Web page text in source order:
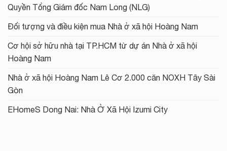
Quyền Tổng Giám đốc Nam Long (NLG)
Đối tượng và điều kiện mua Nhà ở xã hội Hoàng Nam
Cơ hội sở hữu nhà tại TP.HCM từ dự án Nhà ở xã hội
Hoàng Nam
Nhà ở xã hội Hoàng Nam Lê Cơ 2.000 căn NOXH Tây Sài
Gòn
EHomeS Dong Nai: Nhà Ở Xã Hội Izumi City